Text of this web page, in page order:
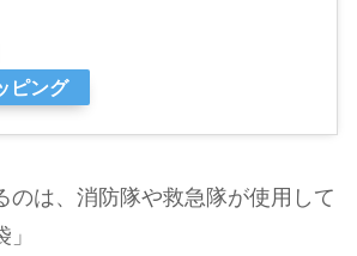
ピング
のは、消防隊や救急隊が使用して